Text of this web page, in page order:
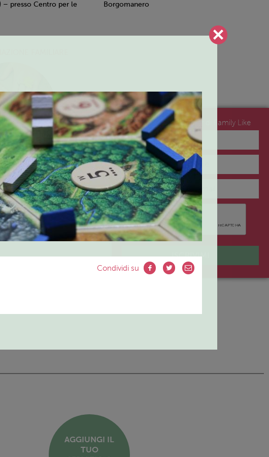
Condividi su
– presso Centro per le
Borgomanero
Pianterreno del
San Carlo 2 – Arona
AGGIUNGI IL
TUO
NEWSLETTER
Iscriviti alla newsletter di Family Like
ISCRIVIMI